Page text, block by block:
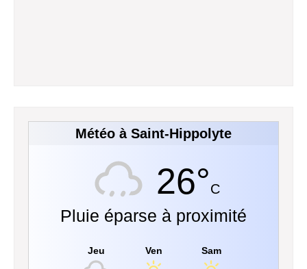
Météo à Saint-Hippolyte
26°C
Pluie éparse à proximité
Jeu Ven Sam